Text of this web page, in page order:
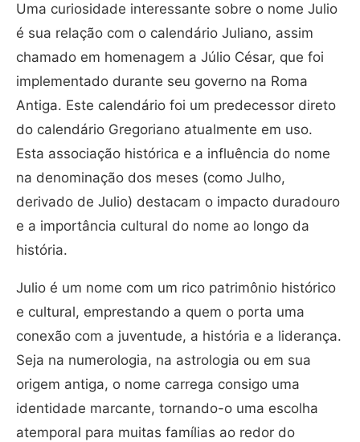
Uma curiosidade interessante sobre o nome Julio
é sua relação com o calendário Juliano, assim
chamado em homenagem a Júlio César, que foi
implementado durante seu governo na Roma
Antiga. Este calendário foi um predecessor direto
do calendário Gregoriano atualmente em uso.
Esta associação histórica e a influência do nome
na denominação dos meses (como Julho,
derivado de Julio) destacam o impacto duradouro
e a importância cultural do nome ao longo da
história.
Julio é um nome com um rico patrimônio histórico
e cultural, emprestando a quem o porta uma
conexão com a juventude, a história e a liderança.
Seja na numerologia, na astrologia ou em sua
origem antiga, o nome carrega consigo uma
identidade marcante, tornando-o uma escolha
atemporal para muitas famílias ao redor do